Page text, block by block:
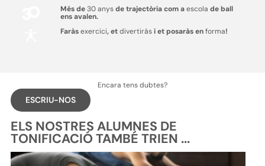
Més de30 anysde trajectòria com aescola de ball
ens avalen.
Faràsexercici, etdivertiràsi et posaràs enforma!
Encara tens dubtes?
ESCRIU-NOS
ELS NOSTRES ALUMNES DE
TONIFICACIÓ TAMBÉ TRIEN ...